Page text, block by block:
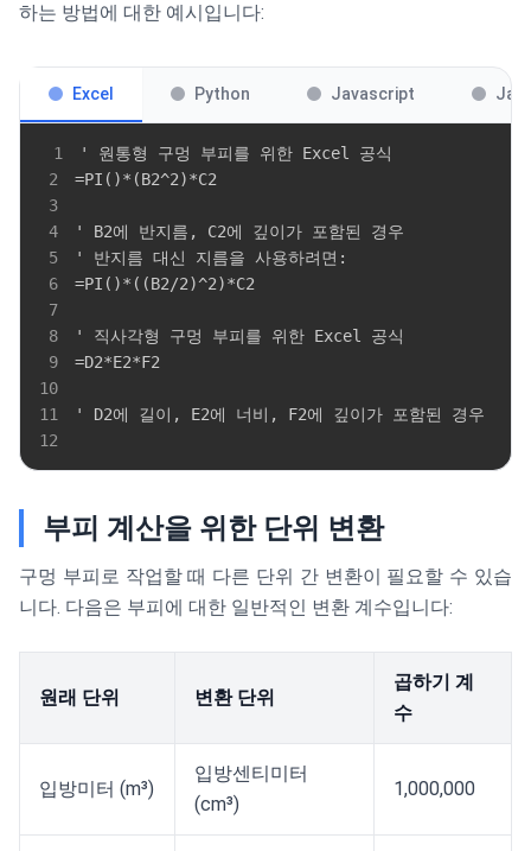
하는 방법에 대한 예시입니다:
Excel Python Javascript
1
2
3
4
5
6
7
8
9
10
11
12
부피 계산을 위한 단위 변환
구멍 부피로 작업할 때 다른 단위 간 변환이 필요할 수 있습
니다. 다음은 부피에 대한 일반적인 변환 계수입니다:
원래 단위 변환 단위
곱하기 계
수
입방미터 (m³)
입방센티미터
(cm³)
1,000,000